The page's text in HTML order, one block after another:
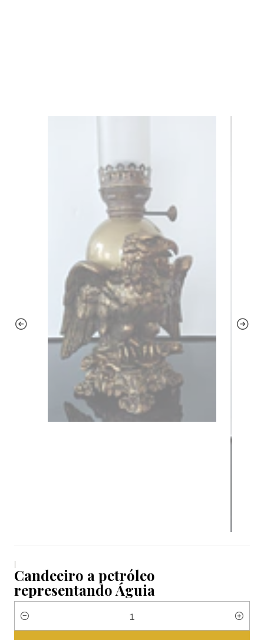
|
Candeeiro a petróleo
representando Águia
Quantity